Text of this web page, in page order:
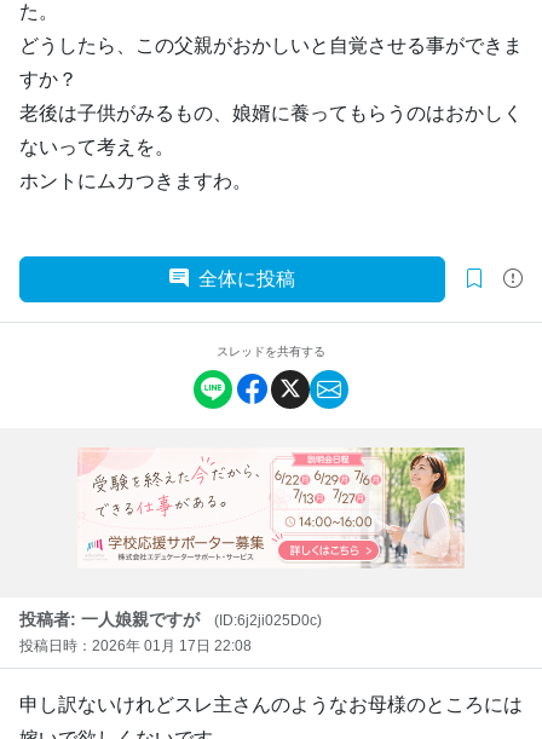
た。
どうしたら、この父親がおかしいと自覚させる事ができま
すか？
老後は子供がみるもの、娘婿に養ってもらうのはおかしく
ないって考えを。
ホントにムカつきますわ。
全体に投稿
スレッドを共有する
投稿者: 一人娘親ですが
(ID:6j2ji025D0c)
投稿日時：2026年 01月 17日 22:08
申し訳ないけれどスレ主さんのようなお母様のところには